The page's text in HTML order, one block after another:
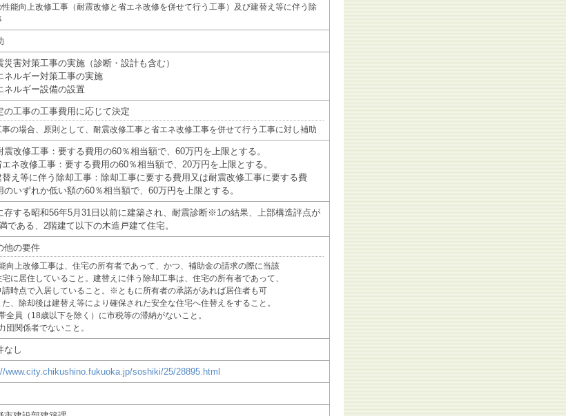
性能向上改修工事（耐震改修と省エネ改修を併せて行う工事）及び建替え等に伴う除
害対策工事の実施（診断・設計も含む）
ルギー対策工事の実施
ルギー設備の設置
工事の工事費用に応じて決定
事の場合、原則として、耐震改修工事と省エネ改修工事を併せて行う工事に対し補助
改修工事：要する費用の60％相当額で、60万円を上限とする。
ネ改修工事：要する費用の60％相当額で、20万円を上限とする。
え等に伴う除却工事：除却工事に要する費用又は耐震改修工事に要する費
ずれか低い額の60％相当額で、60万円を上限とする。
存する昭和56年5月31日以前に建築され、耐震診断※1の結果、上部構造評点が
である、2階建て以下の木造戸建て住宅。
の要件
向上改修工事は、住宅の所有者であって、かつ、補助金の請求の際に当該
居住していること。建替えに伴う除却工事は、住宅の所有者であって、
点で入居していること。※ともに所有者の承諾があれば居住者も可
除却後は建替え等により確保された安全な住宅へ住替えをすること。
全員（18歳以下を除く）に市税等の滞納がないこと。
団関係者でないこと。
し
www.city.chikushino.fukuoka.jp/soshiki/25/28895.html